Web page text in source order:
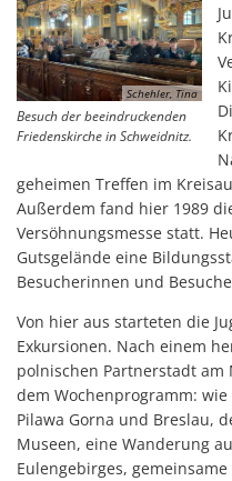
Schehler, Tina
Besuch der beeindruckenden
Friedenskirche in Schweidnitz.
geheimen Treffen im
Außerdem fand hier 1989
Versöhnungsmesse statt.
Gutsgelände eine
Besucherinnen und
Von hier aus starteten die
Exkursionen. Nach einem
polnischen Partnerstadt am
dem Wochenprogramm:
Pilawa Gorna und Breslau,
Museen, eine Wanderung
Eulengebirges,